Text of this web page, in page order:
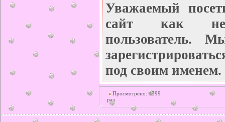
Уважаемый
сайт как
пользователь.
под своим именем.
Просмотрено: 1399
раз